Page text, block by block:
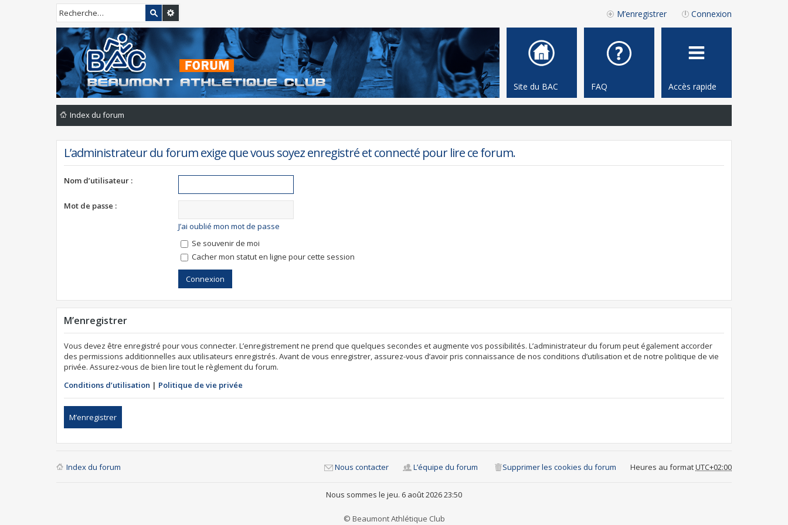
Connexion
M’enregistrer
Accès rapide
FAQ
Site du BAC
Index du forum
L’administrateur du forum exige que vous soyez enregistré et connecté pour lire ce forum.
Nom d’utilisateur :
Mot de passe :
J’ai oublié mon mot de passe
Se souvenir de moi
Cacher mon statut en ligne pour cette session
M’enregistrer
Vous devez être enregistré pour vous connecter. L’enregistrement ne prend que quelques secondes et augmente vos possibilités. L’administrateur du forum peut également accorder
des permissions additionnelles aux utilisateurs enregistrés. Avant de vous enregistrer, assurez-vous d’avoir pris connaissance de nos conditions d’utilisation et de notre politique de vie
privée. Assurez-vous de bien lire tout le règlement du forum.
Conditions d’utilisation | Politique de vie privée
M’enregistrer
Index du forum Heures au formatUTC+02:00
Supprimer les cookies du forum
L’équipe du forum
Nous contacter
Nous sommes le jeu. 6 août 2026 23:50
© Beaumont Athlétique Club